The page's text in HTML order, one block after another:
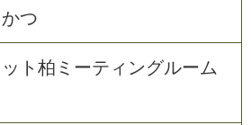
つ
ト柏ミーティングルーム